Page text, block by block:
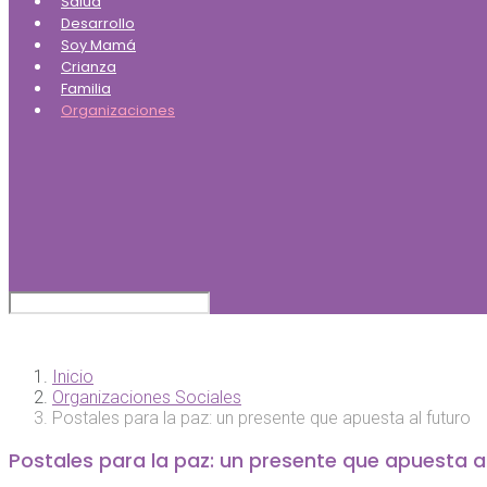
Desarrollo
Soy Mamá
Crianza
Familia
Organizaciones
Inicio
Organizaciones Sociales
Postales para la paz: un presente que apuesta al futuro
Postales para la paz: un presente que apuesta